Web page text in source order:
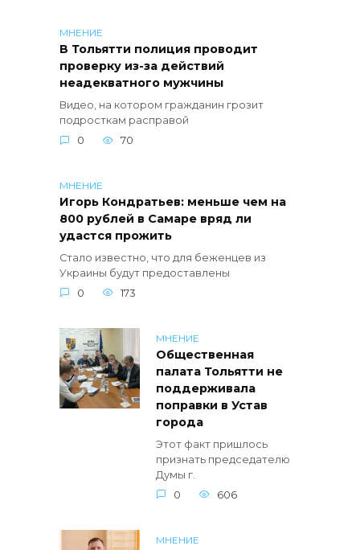
МНЕНИЕ
В Тольятти полиция проводит
проверку из-за действий
неадекватного мужчины
Видео, на котором гражданин грозит
подросткам расправой
0
70
МНЕНИЕ
Игорь Кондратьев: меньше чем на
800 рублей в Самаре вряд ли
удастся прожить
Стало известно, что для беженцев из
Украины будут предоставлены
0
173
МНЕНИЕ
Общественная
палата Тольятти не
поддерживала
поправки в Устав
города
Этот факт пришлось
признать председателю
Думы г.
0
606
МНЕНИЕ